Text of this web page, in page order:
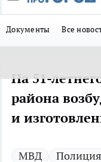
Документы Все
На 51-
района
и
МВД Полиция